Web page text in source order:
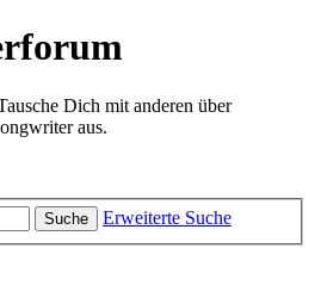
Dich mit anderen über
aus.
Suche Erweiterte Suche